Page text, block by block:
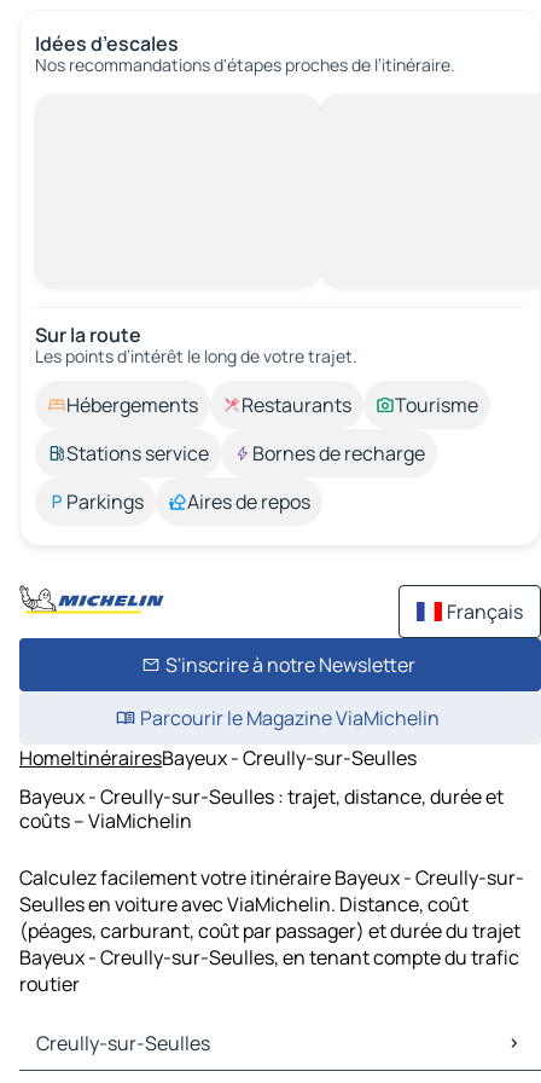
Idées d’escales
Nos recommandations d'étapes proches de l’itinéraire.
Sur la route
Les points d’intérêt le long de votre trajet.
Hébergements Restaurants
Tourisme
Stations service
Bornes de recharge
Parkings
Aires de repos
Français
S'inscrire à notre Newsletter
Parcourir le Magazine ViaMichelin
HomeItinérairesBayeux - Creully-sur-Seulles
Bayeux - Creully-sur-Seulles : trajet, distance, durée et
coûts – ViaMichelin
Calculez facilement votre itinéraire Bayeux - Creully-sur-
Seulles en voiture avec ViaMichelin. Distance, coût
(péages, carburant, coût par passager) et durée du trajet
Bayeux - Creully-sur-Seulles, en tenant compte du trafic
routier
Creully-sur-Seulles